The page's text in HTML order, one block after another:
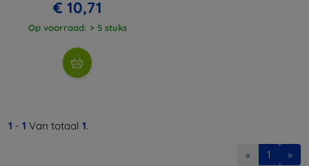
€ 10,71
Op voorraad: > 5 stuks
1 - 1 Van totaal 1.
« 1 »